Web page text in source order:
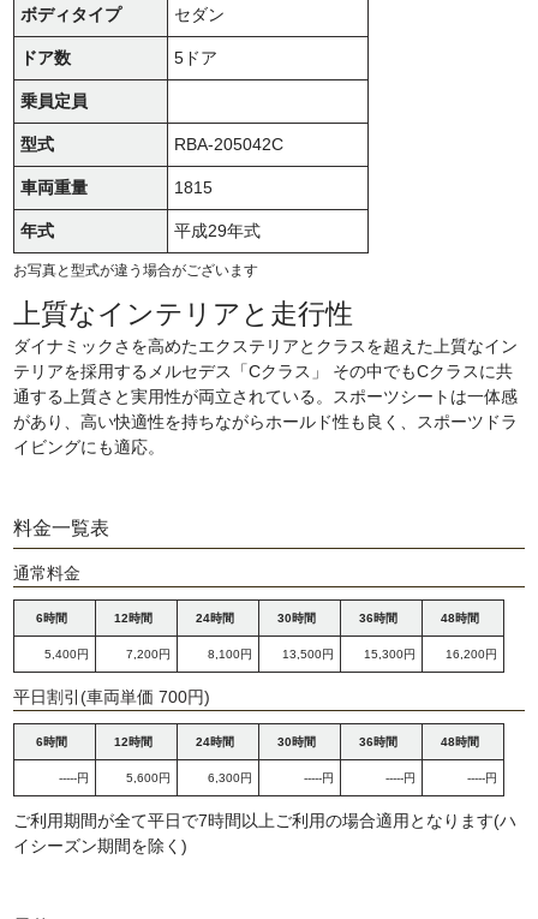
ボディタイプ セダン
ドア数 5ドア
乗員定員
型式 RBA-205042C
車両重量 1815
年式 平成29年式
お写真と型式が違う場合がございます
上質なインテリアと走行性
ダイナミックさを高めたエクステリアとクラスを超えた上質なイン
テリアを採用するメルセデス「Cクラス」 その中でもCクラスに共
通する上質さと実用性が両立されている。スポーツシートは一体感
があり、高い快適性を持ちながらホールド性も良く、スポーツドラ
イビングにも適応。
料金一覧表
通常料金
6時間 12時間 24時間 30時間 36時間 48時間
5,400円 7,200円 8,100円 13,500円 15,300円 16,200円
平日割引(車両単価 700円)
6時間 12時間 24時間 30時間 36時間 48時間
-----円 5,600円 6,300円 -----円 -----円 -----円
ご利用期間が全て平日で7時間以上ご利用の場合適用となります(ハ
イシーズン期間を除く)